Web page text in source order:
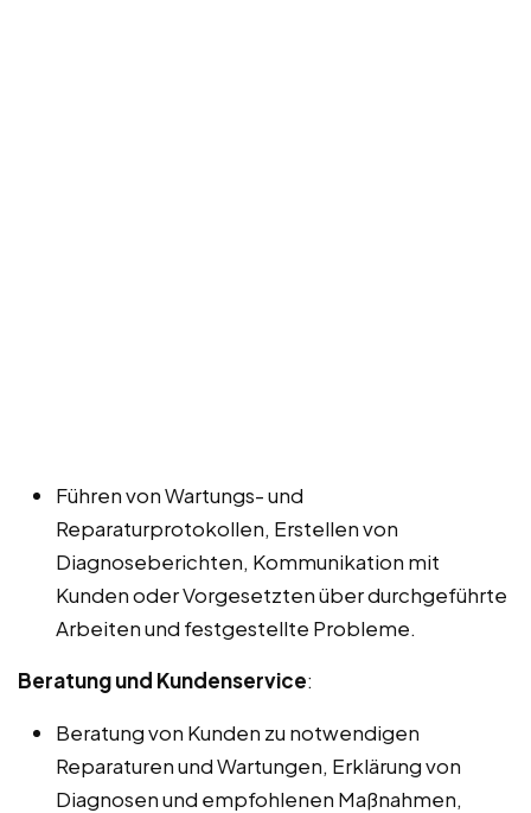
Führen von Wartungs- und
Reparaturprotokollen, Erstellen von
Diagnoseberichten, Kommunikation mit
Kunden oder Vorgesetzten über durchgeführte
Arbeiten und festgestellte Probleme.
Beratung und Kundenservice:
Beratung von Kunden zu notwendigen
Reparaturen und Wartungen, Erklärung von
Diagnosen und empfohlenen Maßnahmen,